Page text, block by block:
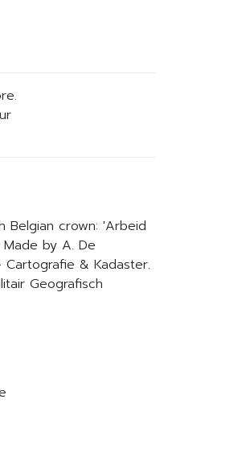
Belgian crown: 'Arbeid
by A. De
Cartografie & Kadaster.
Geografisch